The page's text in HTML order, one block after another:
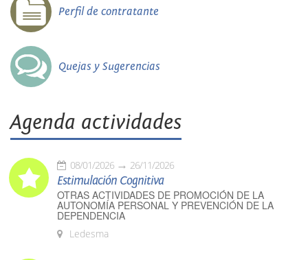
Perfil de contratante
Quejas y Sugerencias
Agenda actividades
08/01/2026 26/11/2026
Estimulación Cognitiva
OTRAS ACTIVIDADES DE PROMOCIÓN DE LA
AUTONOMÍA PERSONAL Y PREVENCIÓN DE LA
DEPENDENCIA
Ledesma